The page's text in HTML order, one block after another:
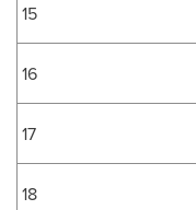
15
16
17
18